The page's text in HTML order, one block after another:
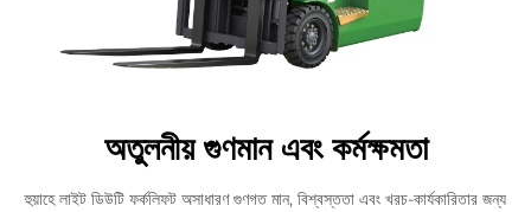
অতুলনীয় গুণমান এবং কর্মক্ষমতা
হুয়াহে লাইট ডিউটি ফর্কলিফট অসাধারণ গুণগত মান, বিশ্বস্ততা এবং খরচ-কার্যকারিতার জন্য